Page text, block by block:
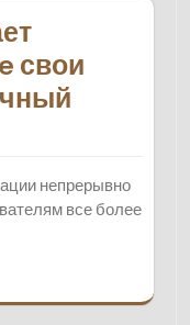
свои
непрерывно
все более